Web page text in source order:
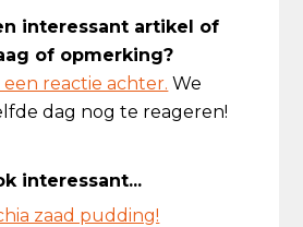
interessant artikel of
of opmerking?
reactie achter. We
dag nog te reageren!
interessant...
zaad pudding!